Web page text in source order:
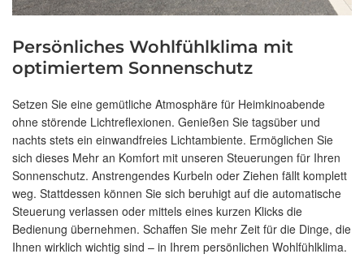
Persönliches Wohlfühlklima mit
optimiertem Sonnenschutz
Setzen Sie eine gemütliche Atmosphäre für Heimkinoabende
ohne störende Lichtreflexionen. Genießen Sie tagsüber und
nachts stets ein einwandfreies Lichtambiente. Ermöglichen Sie
sich dieses Mehr an Komfort mit unseren Steuerungen für Ihren
Sonnenschutz. Anstrengendes Kurbeln oder Ziehen fällt komplett
weg. Stattdessen können Sie sich beruhigt auf die automatische
Steuerung verlassen oder mittels eines kurzen Klicks die
Bedienung übernehmen. Schaffen Sie mehr Zeit für die Dinge, die
Ihnen wirklich wichtig sind – in Ihrem persönlichen Wohlfühlklima.